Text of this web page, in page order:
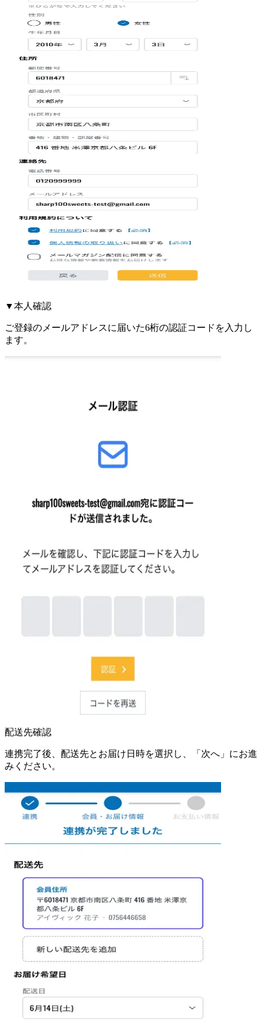
▼本人確認
ご登録のメールアドレスに届いた6桁の認証コードを入力し
ます。
配送先確認
連携完了後、配送先とお届け日時を選択し、「次へ」にお進
みください。